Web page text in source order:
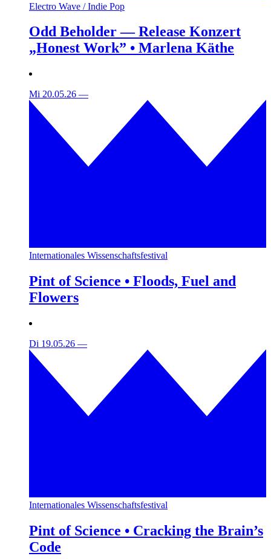
Electro Wave / Indie Pop
Odd Beholder — Release Konzert
„Honest Work” • Marlena Käthe
Mi 20.05.26 —
Internationales Wissenschaftsfestival
Pint of Science • Floods, Fuel and
Flowers
Di 19.05.26 —
Internationales Wissenschaftsfestival
Pint of Science • Cracking the Brain’s
Code